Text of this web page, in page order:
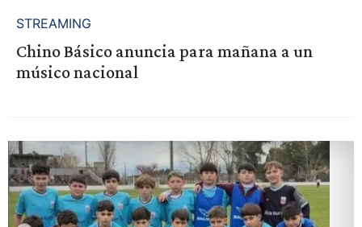
STREAMING
Chino Básico anuncia para mañana a un
músico nacional